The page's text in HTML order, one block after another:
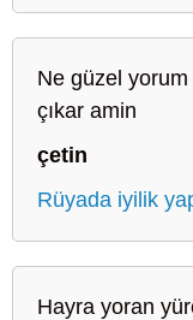
Ne güzel
çıkar amin
çetin
Rüyada iyilik
Hayra yoran